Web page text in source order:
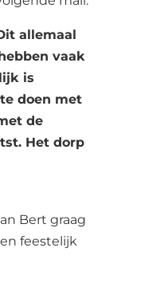
allemaal
vaak
is
doen met
de
Het dorp
Bert graag
feestelijk